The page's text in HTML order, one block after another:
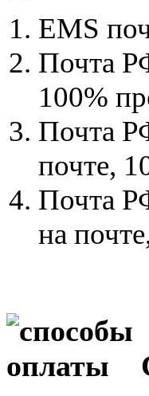
EMS
Почта
100%
Почта
почте,
Почта
на